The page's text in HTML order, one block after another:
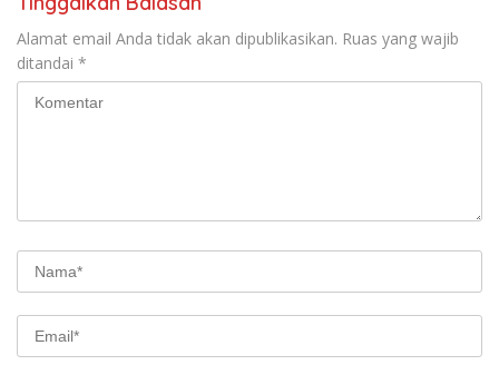
Alamat email Anda tidak akan dipublikasikan. Ruas yang wajib
ditandai *